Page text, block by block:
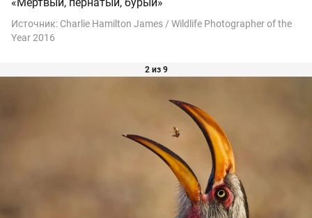
Источник: Charlie Hamilton James / Wildlife Photographer of the
Year 2016
2 из 9